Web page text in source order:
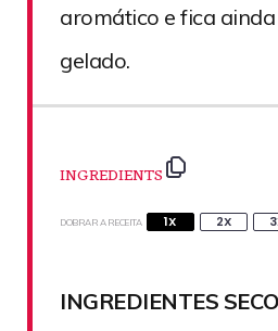
aromático e fica
gelado.
INGREDIENTS
DOBRAR A RECEITA 1X 2X
INGREDIENTES